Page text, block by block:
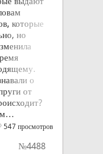
которые
но
о
от
547 просмотров
№4488